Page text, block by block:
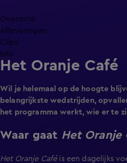
Overzicht
Afleveringen
Clips
Info
Het Oranje Café
Wil je helemaal op de hoogte
belangrijkste wedstrijden,
het programma werkt, wie er te
Waar gaat Het Oranje
Het Oranje Caféis een dagelijks